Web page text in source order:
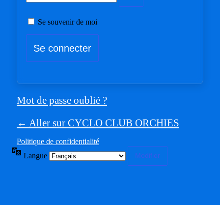
Se souvenir de moi
Mot de passe oublié ?
← Aller sur CYCLO CLUB ORCHIES
Politique de confidentialité
Langue